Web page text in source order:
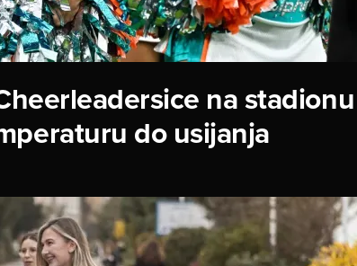
na stadionu
do usijanja